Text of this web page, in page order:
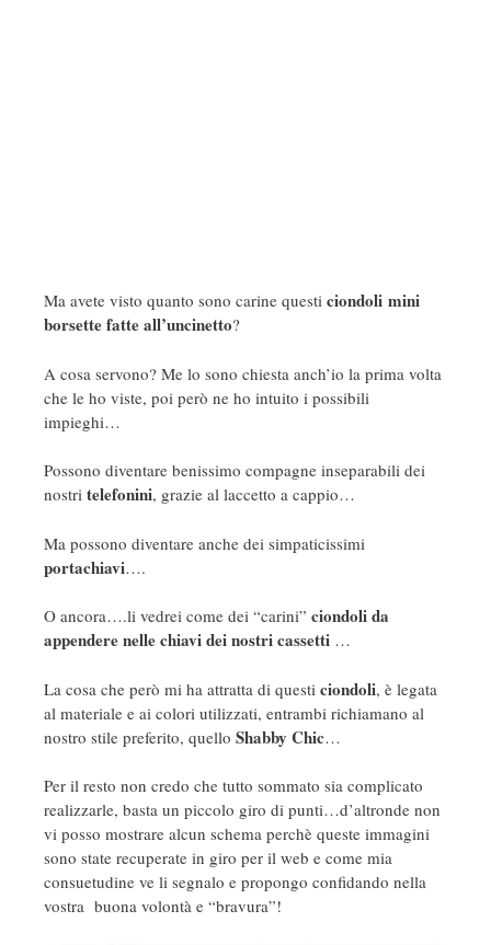
Ma avete visto quanto sono carine questi ciondoli mini
borsette fatte all’uncinetto?
A cosa servono? Me lo sono chiesta anch’io la prima volta
che le ho viste, poi però ne ho intuito i possibili
impieghi…
Possono diventare benissimo compagne inseparabili dei
nostri telefonini, grazie al laccetto a cappio…
Ma possono diventare anche dei simpaticissimi
portachiavi….
O ancora….li vedrei come dei “carini” ciondoli da
appendere nelle chiavi dei nostri cassetti …
La cosa che però mi ha attratta di questi ciondoli, è legata
al materiale e ai colori utilizzati, entrambi richiamano al
nostro stile preferito, quello Shabby Chic…
Per il resto non credo che tutto sommato sia complicato
realizzarle, basta un piccolo giro di punti…d’altronde non
vi posso mostrare alcun schema perchè queste immagini
sono state recuperate in giro per il web e come mia
consuetudine ve li segnalo e propongo confidando nella
vostra buona volontà e “bravura”!